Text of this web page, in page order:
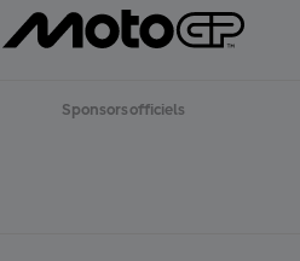
Sponsors officiels